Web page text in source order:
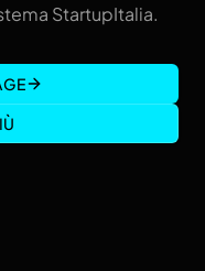
StartupItalia.